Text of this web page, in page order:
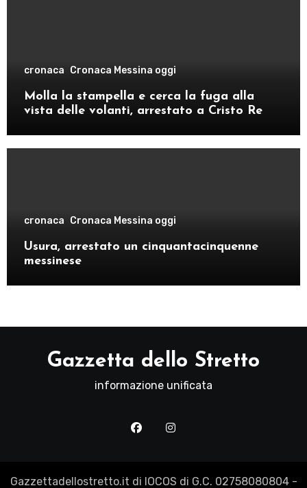
cronaca Cronaca Messina oggi
Molla la stampella e cerca la fuga alla
vista delle volanti, arrestato a Cristo Re
cronaca Cronaca Messina oggi
Usura, arrestato un cinquantacinquenne
messinese
Gazzetta dello Stretto
informazione unificata
Gazzettadellostretto.it di IOCOS di G.C. 02758080804 -